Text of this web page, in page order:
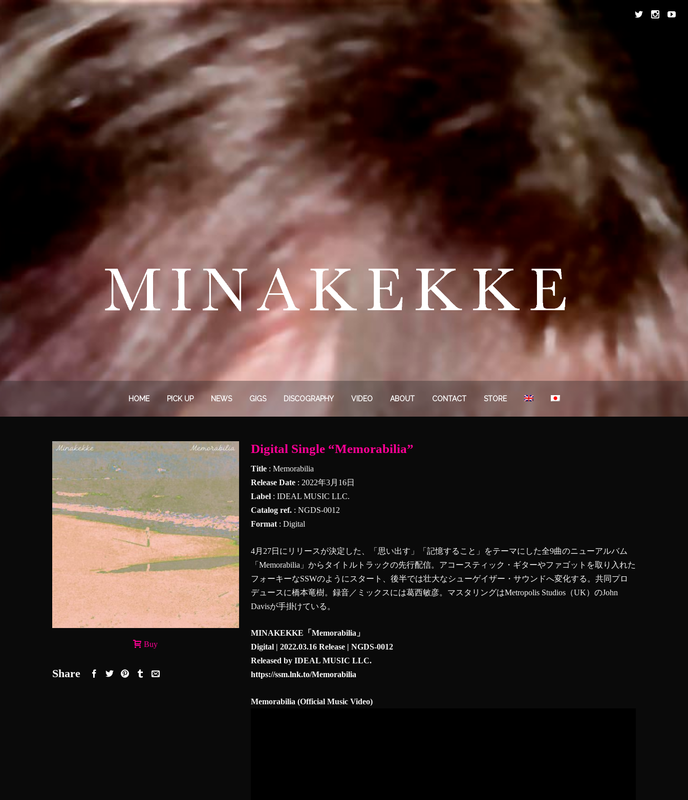
HOME PICK UP NEWS GIGS DISCOGRAPHY VIDEO ABOUT CONTACT STORE
Buy
Share
Digital Single “Memorabilia”
Title: Memorabilia
Release Date: 2022年3月16日
Label : IDEAL MUSIC LLC.
Catalog ref.: NGDS-0012
Format: Digital
4月27日にリリースが決定した、「思い出す」「記憶すること」をテーマにした全9曲のニューアルバム
「Memorabilia」からタイトルトラックの先行配信。アコースティック・ギターやファゴットを取り入れた
フォーキーなSSWのようにスタート、後半では壮大なシューゲイザー・サウンドへ変化する。共同プロ
デュースに橋本竜樹。録音／ミックスには葛西敏彦。マスタリングはMetropolis Studios（UK）のJohn
Davisが手掛けている。
MINAKEKKE「Memorabilia」
Digital | 2022.03.16 Release | NGDS-0012
Released by IDEAL MUSIC LLC.
https://ssm.lnk.to/Memorabilia
Memorabilia (Official Music Video)